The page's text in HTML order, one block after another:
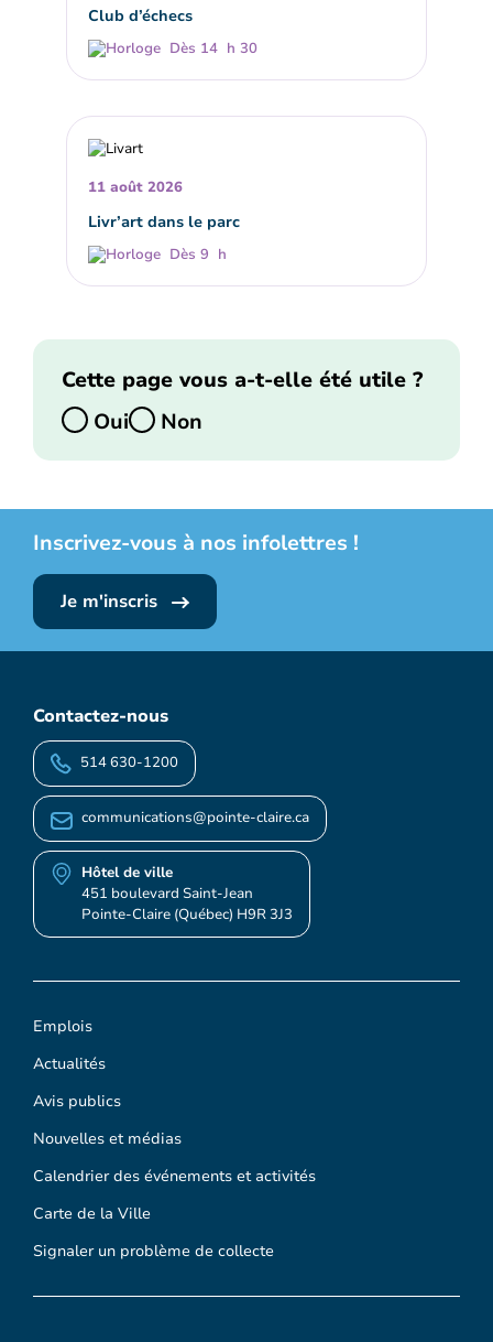
Club d’échecs
Dès 14 h 30
11 août 2026
Livr’art dans le parc
Dès 9 h
Cette page vous a-t-elle été utile ?
Oui
Non
Inscrivez-vous à nos infolettres !
Je m'inscris
Emplois
Actualités
Avis publics
Nouvelles et médias
Calendrier des événements et activités
Carte de la Ville
Signaler un problème de collecte
Contactez-nous
514 630-1200
communications@pointe-claire.ca
Hôtel de ville
451 boulevard Saint-Jean
Pointe-Claire (Québec) H9R 3J3